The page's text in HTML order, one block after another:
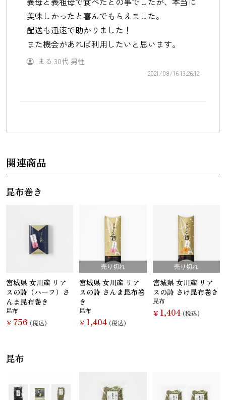
美味しかったと喜んでもらえました。
配送も迅速で助かりました！
また機会があれば利用したいと思います。
まる 30代 男性
2021/08/16 13:26:12
関連商品
昆布巻き
宮城県 女川産 リア
スの詩（ハーフ）さ
んま昆布巻き
昆布
￥ 756 (税込)
売り切れ
宮城県 女川産 リア
スの詩 さんま昆布巻
き
昆布
￥ 1,404 (税込)
売り切れ
宮城県 女川産 リア
スの詩 さけ昆布巻き
昆布
￥ 1,404 (税込)
昆布